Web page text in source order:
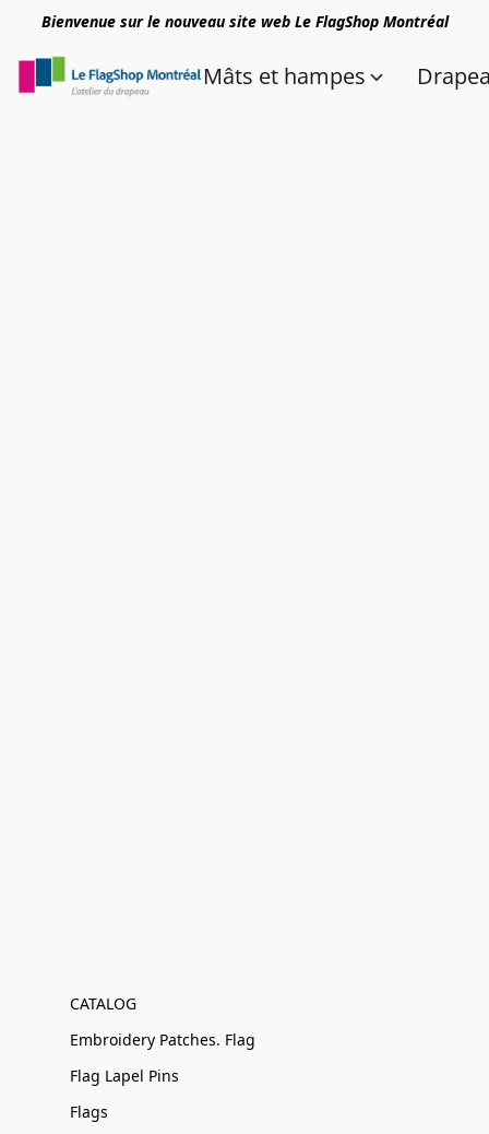
Bienvenue sur le nouveau site web Le FlagShop Montréal
Mâts et hampes
CATALOG
Embroidery Patches. Flag
Flag Lapel Pins
Flags